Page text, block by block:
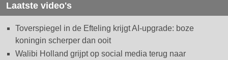
Laatste video's
Toverspiegel in de Efteling krijgt AI-upgrade: boze
koningin scherper dan ooit
Walibi Holland grijpt op social media terug naar